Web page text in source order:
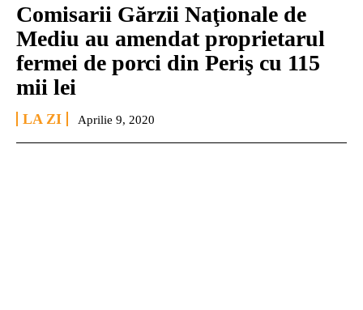
Comisarii Gărzii Naţionale de
Mediu au amendat proprietarul
fermei de porci din Periş cu 115
mii lei
LA ZI Aprilie 9, 2020